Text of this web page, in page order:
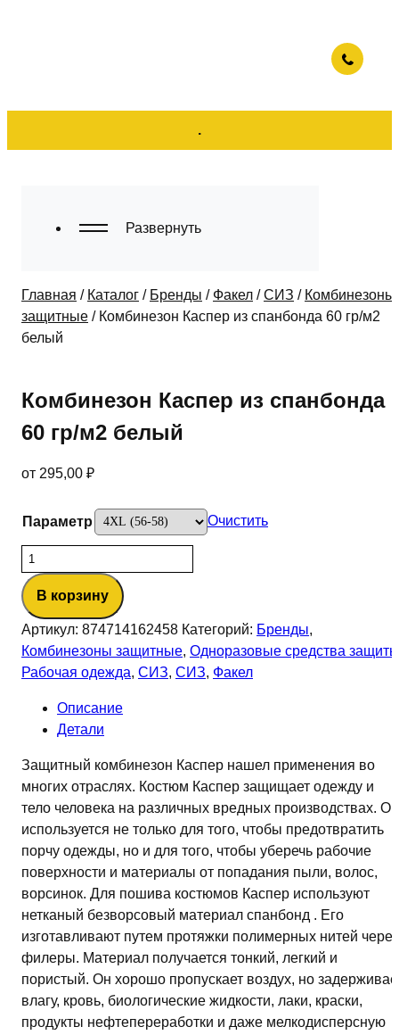
.
Главная / Каталог / Бренды / Факел /СИЗ / Комбинезоны
защитные / Комбинезон Каспер из спанбонда 60 гр/м2
белый
Комбинезон Каспер из спанбонда
60 гр/м2 белый
от 295,00 ₽
Параметр Очистить
Количество
товара
Комбинезон
Каспер
из
спанбонда
60
В корзину
Артикул: 874714162458 Категорий: Бренды,
Комбинезоны защитные, Одноразовые средства защиты
Рабочая одежда, СИЗ, СИЗ, Факел
Описание
Детали
Защитный комбинезон Каспер нашел применения во
многих отраслях. Костюм Каспер защищает одежду и
тело человека на различных вредных производствах. Он
используется не только для того, чтобы предотвратить
порчу одежды, но и для того, чтобы уберечь рабочие
поверхности и материалы от попадания пыли, волос,
ворсинок. Для пошива костюмов Каспер используют
нетканый безворсовый материал спанбонд . Его
изготавливают путем протяжки полимерных нитей через
филеры. Материал получается тонкий, легкий и
пористый. Он хорошо пропускает воздух, но
влагу, кровь, биологические жидкости, лаки, краски,
продукты нефтепереработки и даже мелкодисперсную
Развернуть